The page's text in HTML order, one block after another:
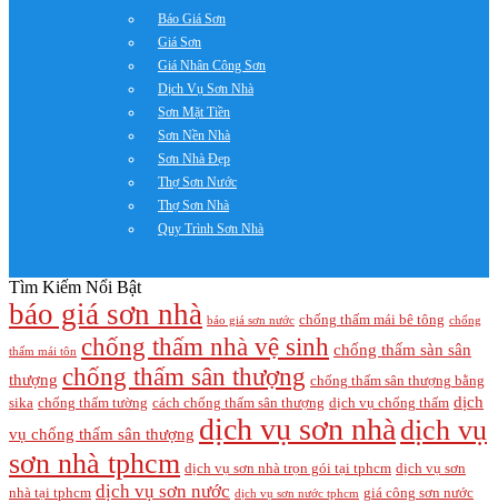
Báo Giá Sơn
Giá Sơn
Giá Nhân Công Sơn
Dịch Vụ Sơn Nhà
Sơn Mặt Tiền
Sơn Nền Nhà
Sơn Nhà Đẹp
Thợ Sơn Nước
Thợ Sơn Nhà
Quy Trình Sơn Nhà
Tìm Kiếm Nổi Bật
báo giá sơn nhà báo giá sơn nước chống thấm mái bê tông chống
thấm mái tôn chống thấm nhà vệ sinh chống thấm sàn sân
thượng chống thấm sân thượng chống thấm sân thượng bằng
sika chống thấm tường cách chống thấm sân thượng dịch vụ chống thấm dịch
vụ chống thấm sân thượng dịch vụ sơn nhà dịch vụ
sơn nhà tphcm dịch vụ sơn nhà trọn gói tại tphcm dịch vụ sơn
nhà tại tphcm dịch vụ sơn nước dịch vụ sơn nước tphcm giá công sơn nước